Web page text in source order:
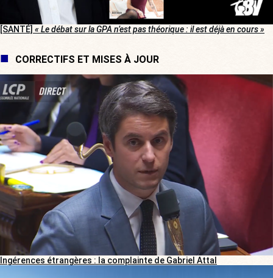
[SANTÉ] « Le débat sur la GPA n’est pas théorique : il est déjà en cours »
CORRECTIFS ET MISES À JOUR
Ingérences étrangères : la complainte de Gabriel Attal